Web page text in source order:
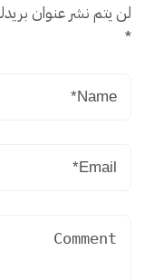
لن يتم نشر عنوان بريدك
*